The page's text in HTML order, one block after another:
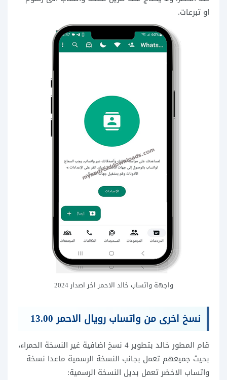
او تبرعات.
واجهة واتساب خالد الاحمر اخر اصدار 2024
نسخ اخرى من واتساب رويال الاحمر 13.00
قام المطور خالد بتطوير 4 نسخ اضافية غير النسخة الحمراء،
بحيث جميعهم تعمل بجانب النسخة الرسمية ماعدا نسخة
واتساب الاخضر تعمل بديل النسخة الرسمية: